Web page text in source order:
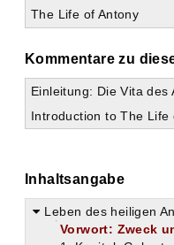
The Life of Antony
Kommentare zu
Einleitung: Die Vita des
Introduction to The Life
Inhaltsangabe
Leben des heiligen
Vorwort: Zweck